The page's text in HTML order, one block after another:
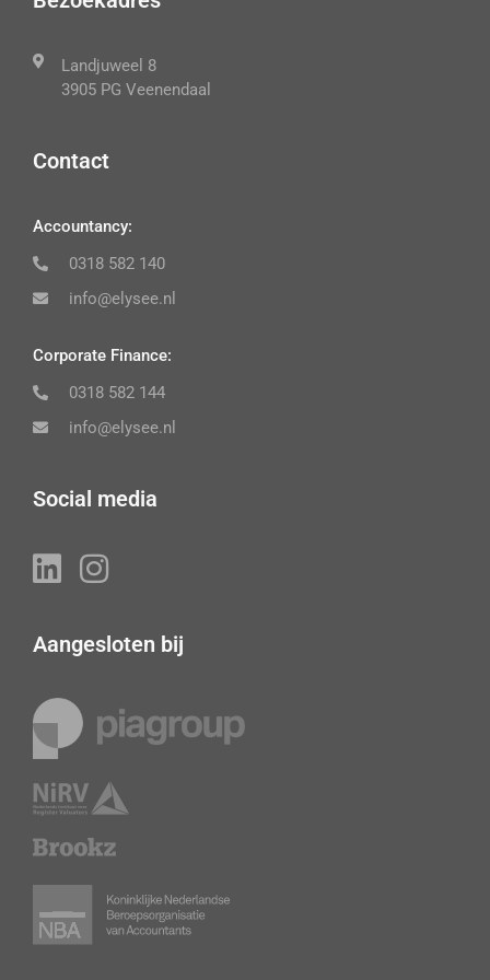
Landjuweel 8
3905 PG Veenendaal
Contact
Accountancy:
0318 582 140
info@elysee.nl
Corporate Finance:
0318 582 144
info@elysee.nl
Social media
Aangesloten bij